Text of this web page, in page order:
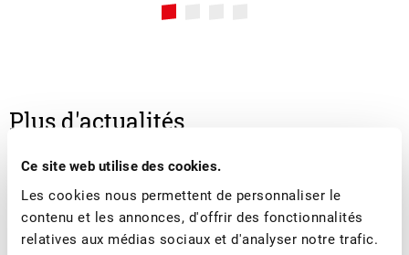
Ce site web utilise des cookies.
Les cookies nous permettent de personnaliser le
contenu et les annonces, d'offrir des fonctionnalités
relatives aux médias sociaux et d'analyser notre trafic.
Plus d'actualités